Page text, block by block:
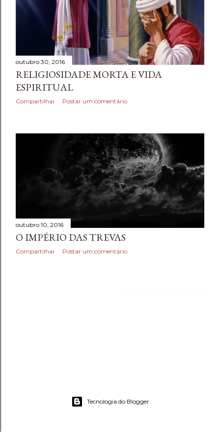
e
outubro 30, 2016
RELIGIOSIDADE MORTA E VIDA
ESPIRITUAL
Compartilhar Postar um comentário
outubro 10, 2016
O IMPÉRIO DAS TREVAS
Compartilhar Postar um comentário
Tecnologia do Blogger